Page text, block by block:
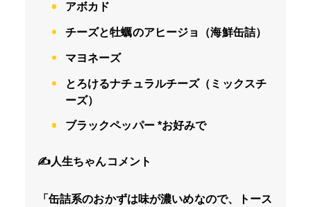
アボカド
チーズと牡蠣のアヒージョ（海鮮缶詰）
マヨネーズ
とろけるナチュラルチーズ（ミックスチ
ーズ）
ブラックペッパー *お好みで
✍️人生ちゃんコメント
「缶詰系のおかずは味が濃いめなので、トース